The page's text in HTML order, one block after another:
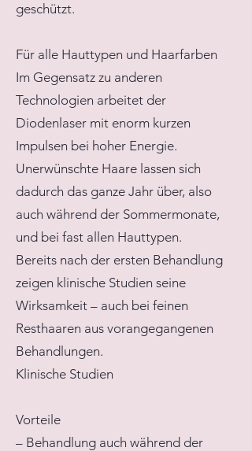
geschützt.
Für alle Hauttypen und Haarfarben
Im Gegensatz zu anderen
Technologien arbeitet der
Diodenlaser mit enorm kurzen
Impulsen bei hoher Energie.
Unerwünschte Haare lassen sich
dadurch das ganze Jahr über, also
auch während der Sommermonate,
und bei fast allen Hauttypen.
Bereits nach der ersten Behandlung
zeigen klinische Studien seine
Wirksamkeit – auch bei feinen
Resthaaren aus vorangegangenen
Behandlungen.
Klinische Studien
Vorteile
– Behandlung auch während der